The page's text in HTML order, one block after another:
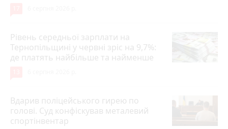
Рівень середньої зарплати на
Тернопільщині у червні зріс на 9,7%:
де платять найбільше та найменше
Вдарив поліцейського гирею по
голові. Суд конфіскував металевий
спортінвентар